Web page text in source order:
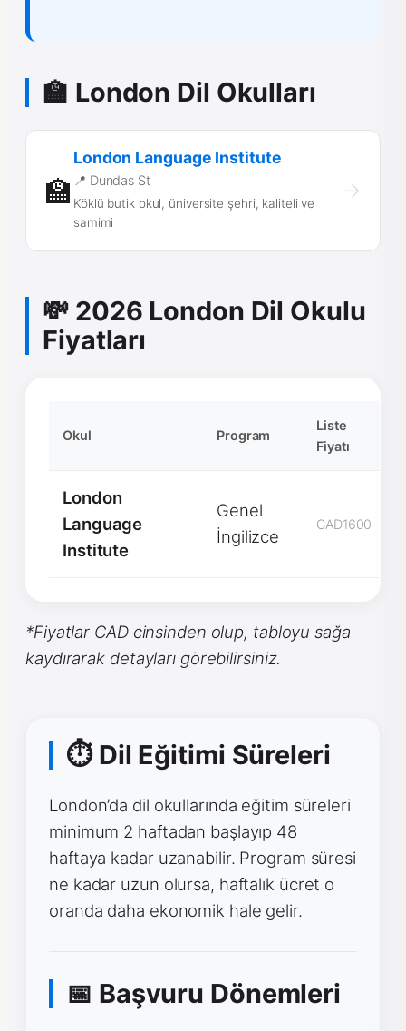
🏫 London Dil Okulları
🏫
London Language Institute
📍 Dundas St
Köklü butik okul, üniversite şehri, kaliteli ve
samimi
→
💸 2026 London Dil Okulu
Fiyatları
Okul Program
Liste
Fiyatı
London
Language
Institute
Genel
İngilizce
CAD1600
*Fiyatlar CAD cinsinden olup, tabloyu sağa
kaydırarak detayları görebilirsiniz.
⏱ Dil Eğitimi Süreleri
London’da dil okullarında eğitim süreleri
minimum 2 haftadan başlayıp 48
haftaya kadar uzanabilir. Program süresi
ne kadar uzun olursa, haftalık ücret o
oranda daha ekonomik hale gelir.
📅 Başvuru Dönemleri